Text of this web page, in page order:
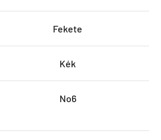
Fekete
Kék
No6